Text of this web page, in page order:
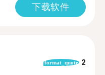
下载软件
format_quote 2